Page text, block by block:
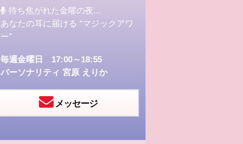
待ち焦がれた金曜の夜...
あなたの耳に届ける “マジックアワ
ー”
毎週金曜日 17:00～18:55
パーソナリティ 宮原 えりか
メッセージ